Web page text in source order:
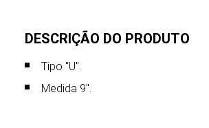
DESCRIÇÃO DO PRODUTO
Tipo "U".
Medida 9".